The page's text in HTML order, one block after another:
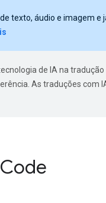
texto, áudio e imagem e
de IA na tradução
As traduções com